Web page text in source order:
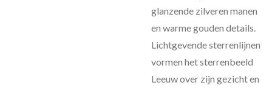
glanzende zilveren manen
en warme gouden details.
Lichtgevende sterrenlijnen
vormen het sterrenbeeld
Leeuw over zijn gezicht en